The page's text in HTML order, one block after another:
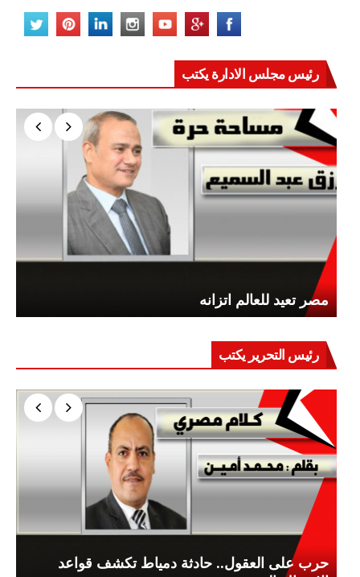
رئيس مجلس الادارة يكتب
مصر تعيد للعالم اتزانه
رئيس التحرير يكتب
حرب على العقول.. حادثة دمياط تكشف قواعد